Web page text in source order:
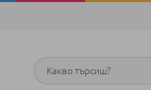
Търсене